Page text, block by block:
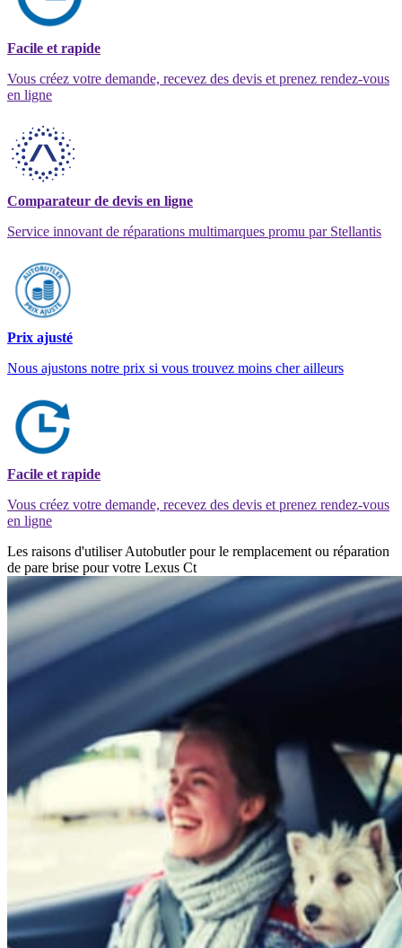
Facile et rapide
Vous créez votre demande, recevez des devis et prenez rendez-vous
en ligne
Comparateur de devis en ligne
Service innovant de réparations multimarques promu par Stellantis
Prix ajusté
Nous ajustons notre prix si vous trouvez moins cher ailleurs
Facile et rapide
Vous créez votre demande, recevez des devis et prenez rendez-vous
en ligne
Les raisons d'utiliser Autobutler pour le remplacement ou réparation
de pare brise pour votre Lexus Ct